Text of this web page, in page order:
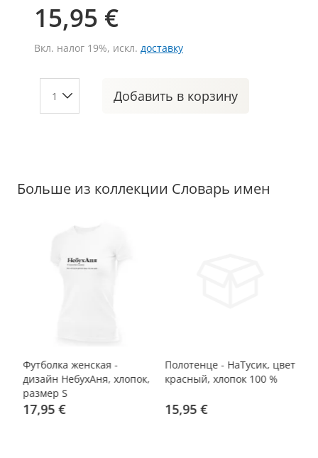
15,95 €
Вкл. налог 19%, искл. доставку
Добавить в корзину
Больше из коллекции Словарь имен
Футболка женская -
дизайн НебухАня, хлопок,
размер S
17,95 €
Полотенце - НаТусик, цвет
красный, хлопок 100 %
15,95 €